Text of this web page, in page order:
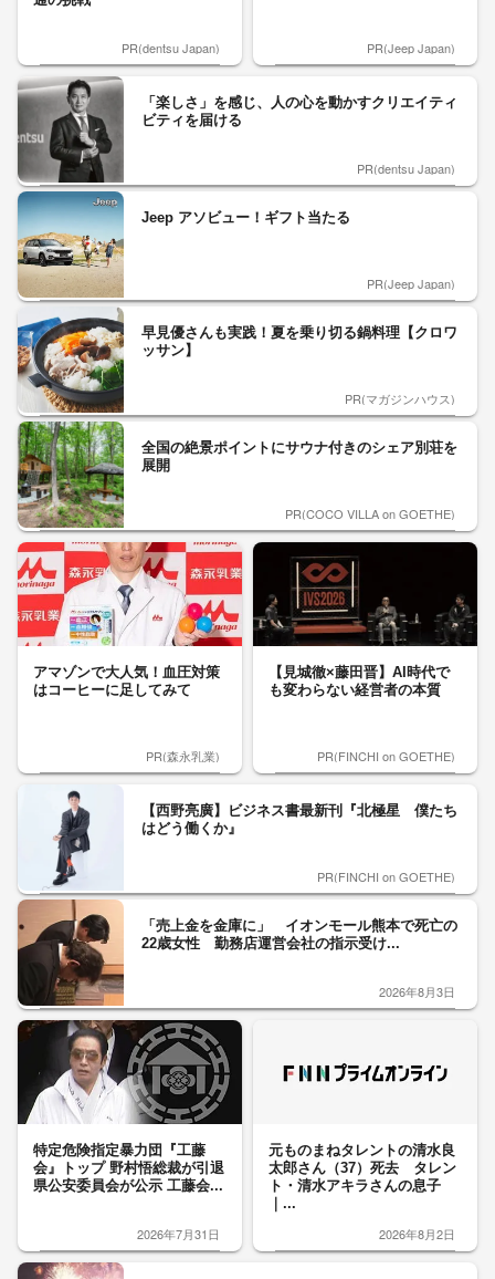
PR(dentsu Japan) PR(Jeep Japan)
「楽しさ」を感じ、人の心を動かすクリエイティ
ビティを届ける
PR(dentsu Japan)
Jeep アソビュー！ギフト当たる
PR(Jeep Japan)
早見優さんも実践！夏を乗り切る鍋料理【クロワ
ッサン】
PR(マガジンハウス)
全国の絶景ポイントにサウナ付きのシェア別荘を
展開
PR(COCO VILLA on GOETHE)
アマゾンで大人気！血圧対策
はコーヒーに足してみて
PR(森永乳業)
【見城徹×藤田晋】AI時代で
も変わらない経営者の本質
PR(FINCHI on GOETHE)
【西野亮廣】ビジネス書最新刊『北極星 僕たち
はどう働くか』
PR(FINCHI on GOETHE)
「売上金を金庫に」 イオンモール熊本で死亡の
22歳女性 勤務店運営会社の指示受け...
2026年8月3日
特定危険指定暴力団『工藤
会』トップ 野村悟総裁が引退
県公安委員会が公示 工藤会...
2026年7月31日
元ものまねタレントの清水良
太郎さん（37）死去 タレン
ト・清水アキラさんの息子
｜...
2026年8月2日